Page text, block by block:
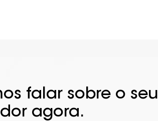
falar sobre o seu
agora.